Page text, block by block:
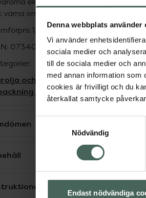
Denna webbplats använder
Vi använder
sociala medier och
till de sociala medier och
med annan information som
cookies är frivilligt och du
återkallat samtycke
Nödvändig
Endast nödvändiga
värna om miljön. Tuberna är gjorda av
1,97 kr/ml
07340066802914
och stylingkräm Hårserum
och hårkurerStyling